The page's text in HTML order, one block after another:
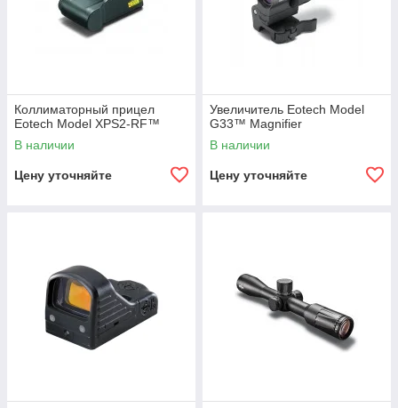
Коллиматорный прицел
Eotech Model XPS2-RF™
В наличии
Цену уточняйте
Увеличитель Eotech Model
G33™ Magnifier
В наличии
Цену уточняйте